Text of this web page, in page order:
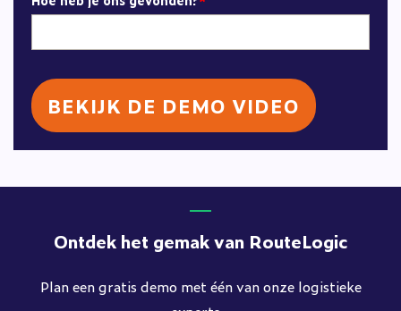
BEKIJK DE DEMO VIDEO
Ontdek het gemak van RouteLogic
Plan een gratis demo met één van onze logistieke